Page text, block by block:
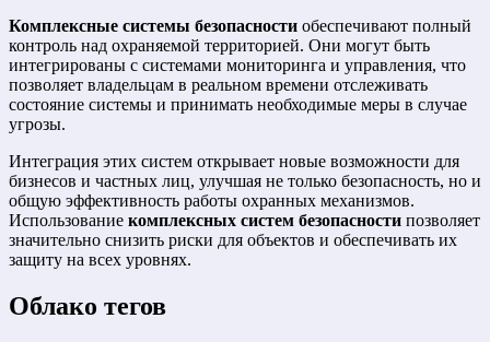
Комплексные системы безопасности обеспечивают полный
контроль над охраняемой территорией. Они могут быть
интегрированы с системами мониторинга и управления, что
позволяет владельцам в реальном времени отслеживать
состояние системы и принимать необходимые меры в случае
угрозы.
Интеграция этих систем открывает новые возможности для
бизнесов и частных лиц, улучшая не только безопасность, но и
общую эффективность работы охранных механизмов.
Использование комплексных систем безопасности позволяет
значительно снизить риски для объектов и обеспечивать их
защиту на всех уровнях.
Облако тегов